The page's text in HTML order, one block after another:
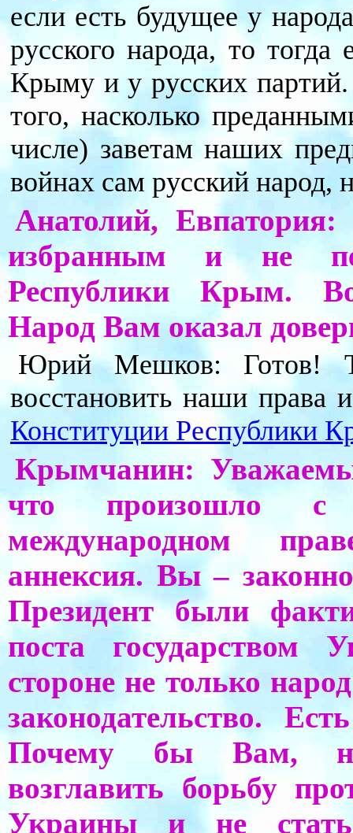
если есть будущее у
русского народа, то
Крыму и у русских партий.
того, насколько
числе) заветам наших
войнах сам русский народ,
Анатолий, Евпатория:
избранным и не
Республики Крым.
Народ Вам оказал
Юрий Мешков: Готов!
восстановить наши права
Конституции Республики
Крымчанин:
что произошло
международном
аннексия. Вы –
Президент были
поста
стороне не только
законодательство.
Почему бы Вам,
возглавить борьбу
Украины и не